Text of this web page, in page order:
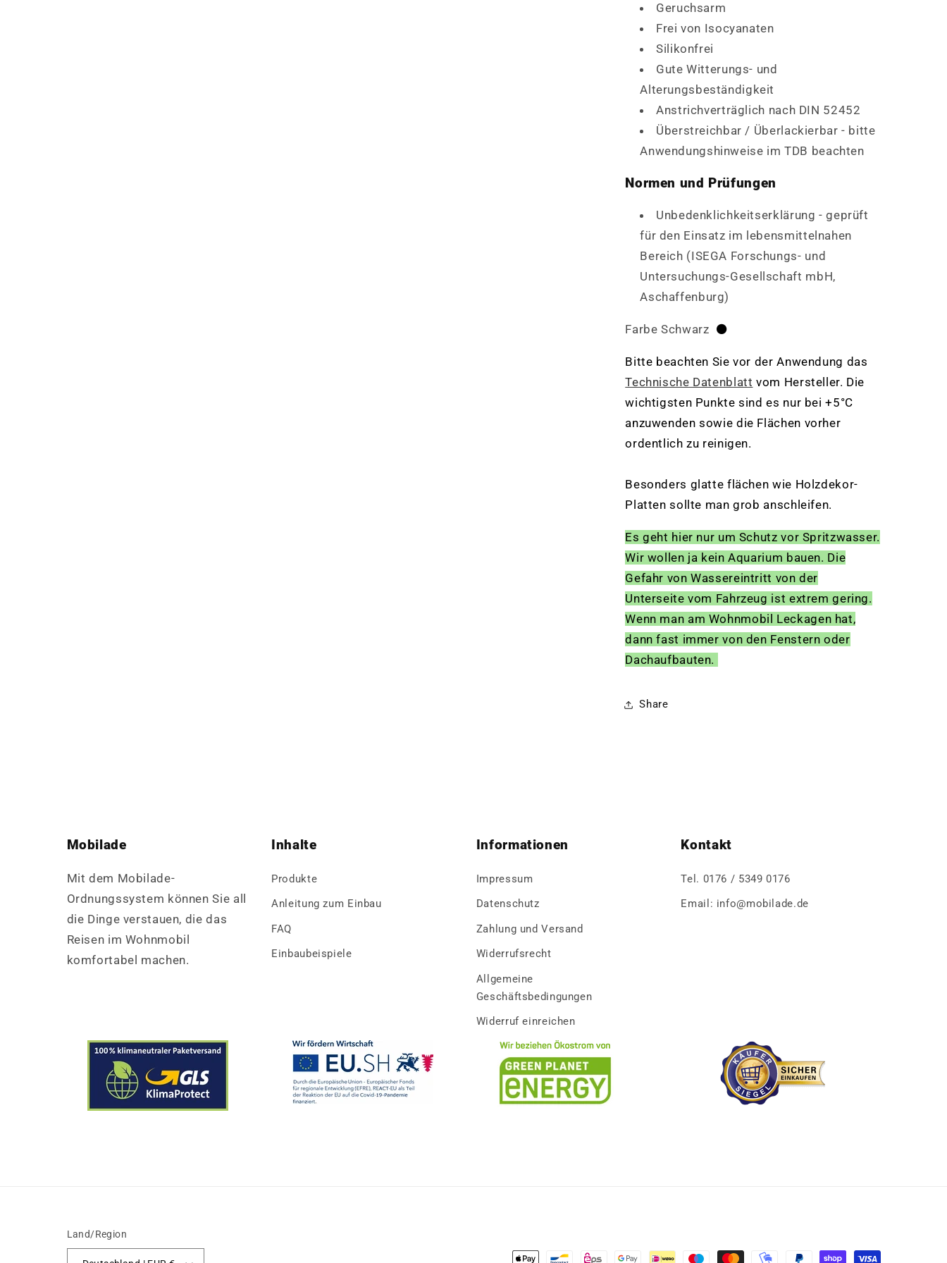
Geruchsarm
Frei von Isocyanaten
Silikonfrei
Gute Witterungs- und
Alterungsbeständigkeit
Anstrichverträglich nach DIN 52452
Überstreichbar / Überlackierbar - bitte
Anwendungshinweise im TDB beachten
Normen und Prüfungen
Unbedenklichkeitserklärung - geprüft
für den Einsatz im lebensmittelnahen
Bereich (ISEGA Forschungs- und
Untersuchungs-Gesellschaft mbH,
Aschaffenburg)
Farbe Schwarz ⚫️
Bitte beachten Sie vor der Anwendung das
Technische Datenblatt vom Hersteller. Die
wichtigsten Punkte sind es nur bei +5°C
anzuwenden sowie die Flächen vorher
ordentlich zu reinigen.
Besonders glatte flächen wie Holzdekor-
Platten sollte man grob anschleifen.
Es geht hier nur um Schutz vor Spritzwasser.
Wir wollen ja kein Aquarium bauen. Die
Gefahr von Wassereintritt von der
Unterseite vom Fahrzeug ist extrem gering.
Wenn man am Wohnmobil Leckagen hat,
dann fast immer von den Fenstern oder
Dachaufbauten.
Share
Mobilade
Mit dem Mobilade-
Ordnungssystem können Sie all
die Dinge verstauen, die das
Reisen im Wohnmobil
komfortabel machen.
Inhalte
Produkte
Anleitung zum Einbau
FAQ
Einbaubeispiele
Informationen
Impressum
Datenschutz
Zahlung und Versand
Widerrufsrecht
Allgemeine
Geschäftsbedingungen
Widerruf einreichen
Kontakt
Tel. 0176 / 5349 0176
Email: info@mobilade.de
Land/Region
Zahlungsmethoden